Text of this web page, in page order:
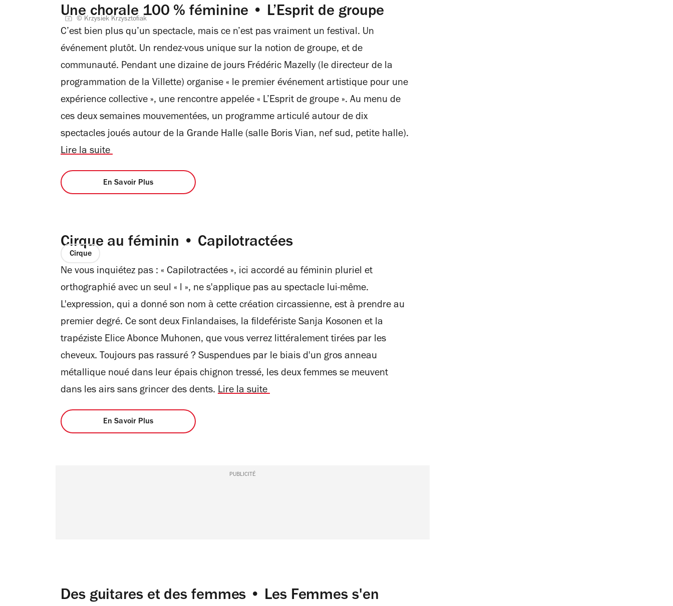
Une chorale 100 % féminine • L’Esprit de groupe
© Krzysiek Krzysztofiak
C’est bien plus qu’un spectacle, mais ce n’est pas vraiment un festival. Un
événement plutôt. Un rendez-vous unique sur la notion de groupe, et de
communauté. Pendant une dizaine de jours Frédéric Mazelly (le directeur de la
programmation de la Villette) organise « le premier événement artistique pour une
expérience collective », une rencontre appelée « L’Esprit de groupe ». Au menu de
ces deux semaines mouvementées, un programme articulé autour de dix
spectacles joués autour de la Grande Halle (salle Boris Vian, nef sud, petite halle).
Lire la suite
En Savoir Plus
Cirque au féminin • Capilotractées
Cirque
Ne vous inquiétez pas : « Capilotractées », ici accordé au féminin pluriel et
orthographié avec un seul « l », ne s'applique pas au spectacle lui-même.
L'expression, qui a donné son nom à cette création circassienne, est à prendre au
premier degré. Ce sont deux Finlandaises, la fildefériste Sanja Kosonen et la
trapéziste Elice Abonce Muhonen, que vous verrez littéralement tirées par les
cheveux. Toujours pas rassuré ? Suspendues par le biais d'un gros anneau
métallique noué dans leur épais chignon tressé, les deux femmes se meuvent
dans les airs sans grincer des dents. Lire la suite
En Savoir Plus
PUBLICITÉ
Des guitares et des femmes • Les Femmes s'en